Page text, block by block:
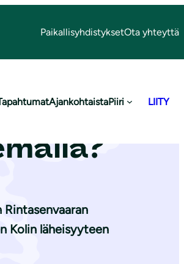
PaikallisyhdistyksetOta yhteyttä
AjankohtaistaPiiri LIITY
Kolin läheisyyteen